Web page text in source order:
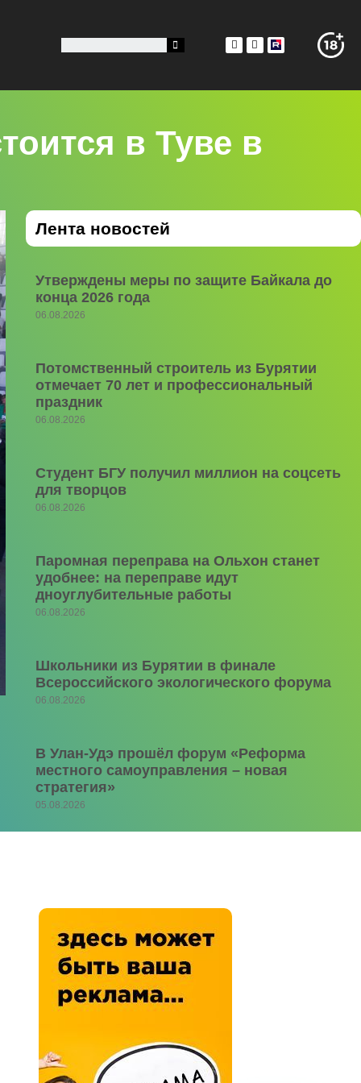
в Туве в
Лента новостей
Утверждены меры по защите Байкала до
конца 2026 года
06.08.2026
Потомственный строитель из Бурятии
отмечает 70 лет и профессиональный
праздник
06.08.2026
Студент БГУ получил миллион на соцсеть
для творцов
06.08.2026
Паромная переправа на Ольхон станет
удобнее: на переправе идут
дноуглубительные работы
06.08.2026
Школьники из Бурятии в финале
Всероссийского экологического форума
06.08.2026
В Улан-Удэ прошёл форум «Реформа
местного самоуправления – новая
стратегия»
05.08.2026